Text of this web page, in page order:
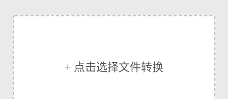
+ 点击选择文件转换